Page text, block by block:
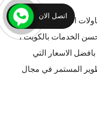
الكويتلجميع
الخدمات بالكويت ،
الاسعار التي
المستمر في مجال
اتصل الان